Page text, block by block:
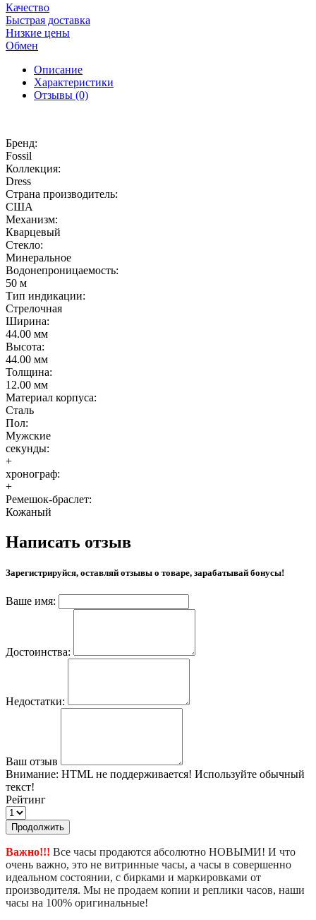
Качество
Быстрая доставка
Низкие цены
Обмен
Описание
Характеристики
Отзывы (0)
Бренд:
Fossil
Коллекция:
Dress
Страна производитель:
США
Механизм:
Кварцевый
Стекло:
Минеральное
Водонепроницаемость:
50 м
Тип индикации:
Стрелочная
Ширина:
44.00 мм
Высота:
44.00 мм
Толщина:
12.00 мм
Материал корпуса:
Сталь
Пол:
Мужские
секунды:
+
хронограф:
+
Ремешок-браслет:
Кожаный
Написать отзыв
Зарегистрируйся, оставляй отзывы о товаре, зарабатывай бонусы!
Ваше имя:
Достоинства:
Недостатки:
Ваш отзыв
Внимание: HTML не поддерживается! Используйте обычный
текст!
Рейтинг
Продолжить
Важно!!! Все часы продаются абсолютно НОВЫМИ! И что
очень важно, это не витринные часы, а часы в совершенно
идеальном состоянии, с бирками и маркировками от
производителя. Мы не продаем копии и реплики часов, наши
часы на 100% оригинальные!